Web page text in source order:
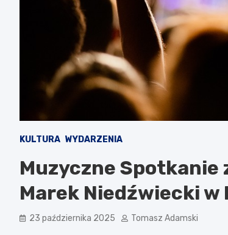
KULTURA WYDARZENIA
Muzyczne Spotkanie
Marek Niedźwiecki w
23 października 2025 Tomasz Adamski